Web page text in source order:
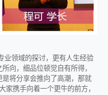
业领域的探讨，更有人生经验
向，细品位顿觉自有所得，
将分享会推向了高潮，那就
家携手向着一个更牛的前方，